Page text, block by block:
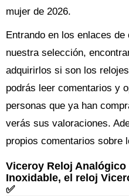
mujer de 2026.
Entrando en los enlaces
nuestra selección,
adquirirlos si son los
podrás leer comentarios y
personas que ya han
verás sus valoraciones.
propios comentarios sobre
Viceroy Reloj Analógico
Inoxidable, el reloj
✅